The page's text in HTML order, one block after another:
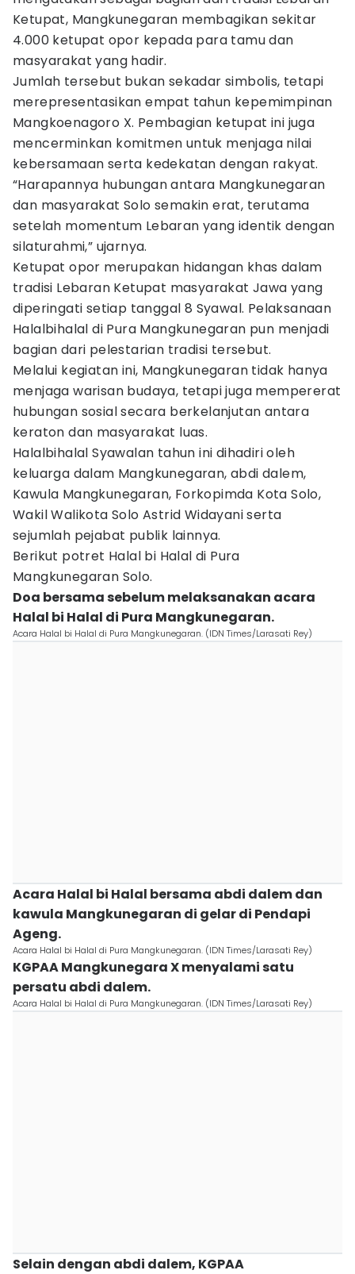
Ketupat, Mangkunegaran membagikan sekitar
4.000 ketupat opor kepada para tamu dan
masyarakat yang hadir.
Jumlah tersebut bukan sekadar simbolis, tetapi
merepresentasikan empat tahun kepemimpinan
Mangkoenagoro X. Pembagian ketupat ini juga
mencerminkan komitmen untuk menjaga nilai
kebersamaan serta kedekatan dengan rakyat.
“Harapannya hubungan antara Mangkunegaran
dan masyarakat Solo semakin erat, terutama
setelah momentum Lebaran yang identik dengan
silaturahmi,” ujarnya.
Ketupat opor merupakan hidangan khas dalam
tradisi Lebaran Ketupat masyarakat Jawa yang
diperingati setiap tanggal 8 Syawal. Pelaksanaan
Halalbihalal di Pura Mangkunegaran pun menjadi
bagian dari pelestarian tradisi tersebut.
Melalui kegiatan ini, Mangkunegaran tidak hanya
menjaga warisan budaya, tetapi juga mempererat
hubungan sosial secara berkelanjutan antara
keraton dan masyarakat luas.
Halalbihalal Syawalan tahun ini dihadiri oleh
keluarga dalam Mangkunegaran, abdi dalem,
Kawula Mangkunegaran, Forkopimda Kota Solo,
Wakil Walikota Solo Astrid Widayani serta
sejumlah pejabat publik lainnya.
Berikut potret Halal bi Halal di Pura
Mangkunegaran Solo.
Doa bersama sebelum melaksanakan acara
Halal bi Halal di Pura Mangkunegaran.
Acara Halal bi Halal di Pura Mangkunegaran. (IDN Times/Larasati Rey)
Acara Halal bi Halal bersama abdi dalem dan
kawula Mangkunegaran di gelar di Pendapi
Ageng.
Acara Halal bi Halal di Pura Mangkunegaran. (IDN Times/Larasati Rey)
KGPAA Mangkunegara X menyalami satu
persatu abdi dalem.
Acara Halal bi Halal di Pura Mangkunegaran. (IDN Times/Larasati Rey)
Selain dengan abdi dalem, KGPAA